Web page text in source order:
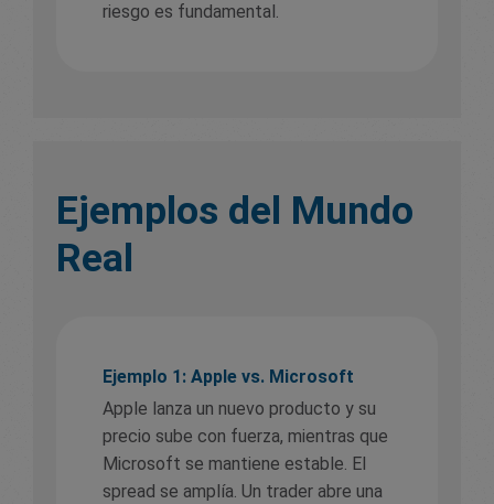
riesgo es fundamental.
Ejemplos del Mundo
Real
Ejemplo 1: Apple vs. Microsoft
Apple lanza un nuevo producto y su
precio sube con fuerza, mientras que
Microsoft se mantiene estable. El
spread se amplía. Un trader abre una